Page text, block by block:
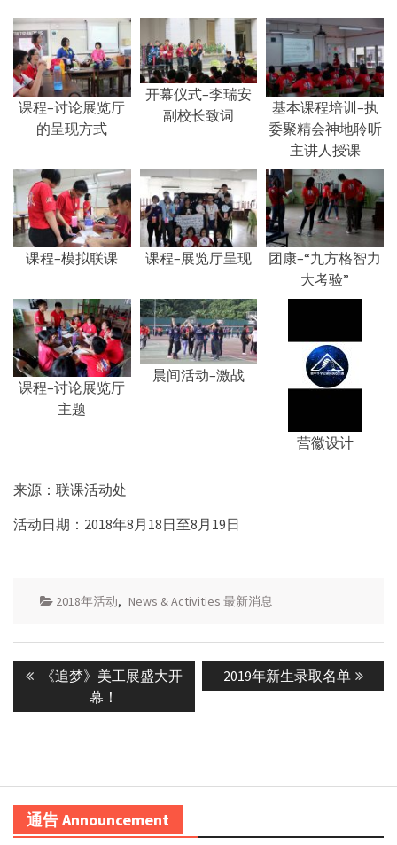
课程–讨论展览厅
的呈现方式
开幕仪式–李瑞安
副校长致词
基本课程培训–执
委聚精会神地聆听
主讲人授课
课程–模拟联课 课程–展览厅呈现
团康–“九方格智力
大考验”
课程–讨论展览厅
主题
晨间活动–激战
营徽设计
来源：联课活动处
活动日期：2018年8月18日至8月19日
2018年活动, News & Activities 最新消息
Post
navigation
Previous
《追梦》美工展盛大开
幕！
Next
post:
2019年新生录取名单
通告 Announcement